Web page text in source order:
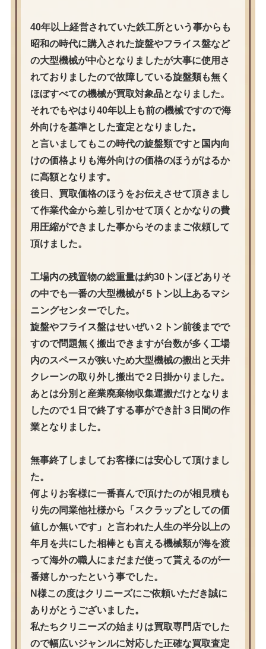
40年以上経営されていた鉄工所という事からも
昭和の時代に購入された旋盤やフライス盤など
の大型機械が中心となりましたが大事に使用さ
れておりましたので故障している旋盤類も無く
ほぼすべての機械が買取対象品となりました。
それでもやはり40年以上も前の機械ですので海
外向けを基準とした査定となりました。
と言いましてもこの時代の旋盤類ですと国内向
けの価格よりも海外向けの価格のほうがはるか
に高額となります。
後日、買取価格のほうをお伝えさせて頂きまし
て作業代金から差し引かせて頂くとかなりの費
用圧縮ができました事からそのままご依頼して
頂けました。
工場内の残置物の総重量は約30トンほどありそ
の中でも一番の大型機械が５トン以上あるマシ
ニングセンターでした。
旋盤やフライス盤はせいぜい２トン前後までで
すので問題無く搬出できますが台数が多く工場
内のスペースが狭いため大型機械の搬出と天井
クレーンの取り外し搬出で２日掛かりました。
あとは分別と産業廃棄物収集運搬だけとなりま
したので１日で終了する事ができ計３日間の作
業となりました。
無事終了しましてお客様には安心して頂けまし
た。
何よりお客様に一番喜んで頂けたのが相見積も
り先の同業他社様から「スクラップとしての価
値しか無いです」と言われた人生の半分以上の
年月を共にした相棒とも言える機械類が海を渡
って海外の職人にまだまだ使って貰えるのが一
番嬉しかったという事でした。
N様この度はクリニーズにご依頼いただき誠に
ありがとうございました。
私たちクリニーズの始まりは買取専門店でした
ので幅広いジャンルに対応した正確な買取査定